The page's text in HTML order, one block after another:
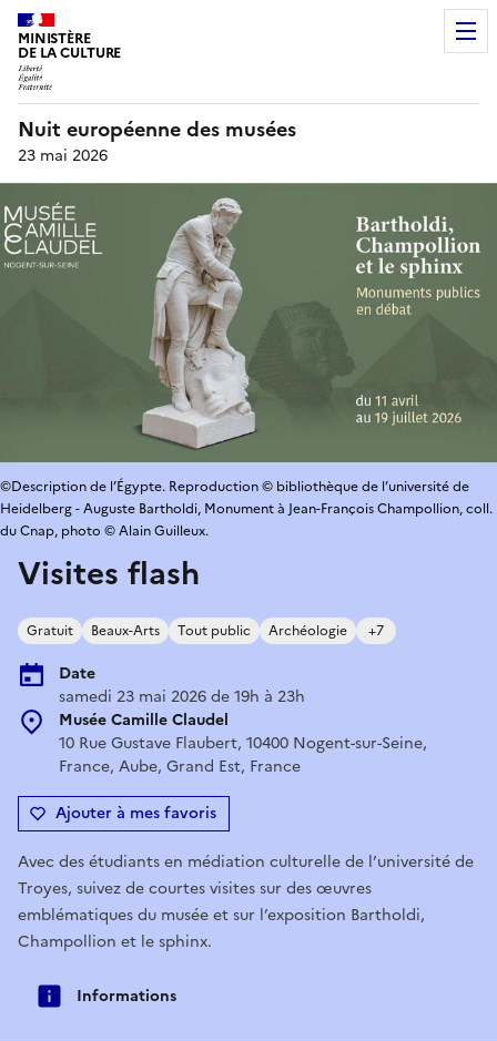
MINISTÈRE
DE LA CULTURE
Nuit européenne des musées
23 mai 2026
Visites flash
Gratuit Beaux-Arts Tout public Archéologie +7
Date
samedi 23 mai 2026 de 19h à 23h
Musée Camille Claudel
10 Rue Gustave Flaubert, 10400 Nogent-sur-Seine,
France, Aube, Grand Est, France
Ajouter à mes favoris
©Description de l’Égypte. Reproduction © bibliothèque de l’université de
Heidelberg - Auguste Bartholdi, Monument à Jean-François Champollion, coll.
du Cnap, photo © Alain Guilleux.
Avec des étudiants en médiation culturelle de l’université de
Troyes, suivez de courtes visites sur des œuvres
emblématiques du musée et sur l’exposition Bartholdi,
Champollion et le sphinx.
Informations